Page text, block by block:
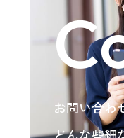
お問い合わ